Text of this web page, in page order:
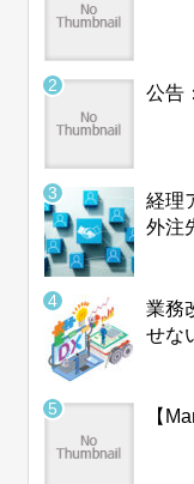
公告
経理
外注
業務
せな
【